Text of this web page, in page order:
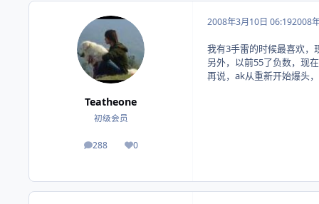
Teatheone
初级会员
288
帖子 0
荣誉积分
2008年3月10日 06:192008
我有3手雷的时候最喜欢，
另外，以前55了负数，现
再说，ak从重新开始爆头